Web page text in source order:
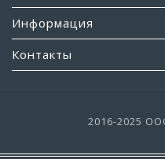
Информация
Контакты
2016-2025